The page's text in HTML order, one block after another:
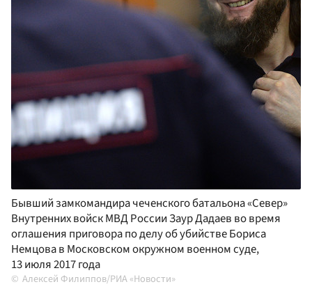
Бывший замкомандира чеченского батальона «Север»
Внутренних войск МВД России Заур Дадаев во время
оглашения приговора по делу об убийстве Бориса
Немцова в Московском окружном военном суде,
13 июля 2017 года
Алексей Филиппов/РИА «Новости»